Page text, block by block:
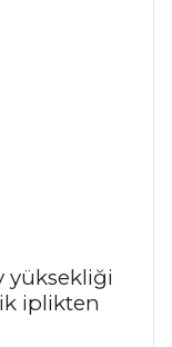
yüksekliği
iplikten